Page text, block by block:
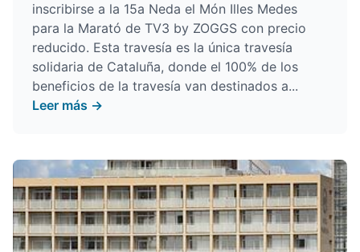
inscribirse a la 15a Neda el Món Illes Medes
para la Marató de TV3 by ZOGGS con precio
reducido. Esta travesía es la única travesía
solidaria de Cataluña, donde el 100% de los
beneficios de la travesía van destinados a...
Leer más →